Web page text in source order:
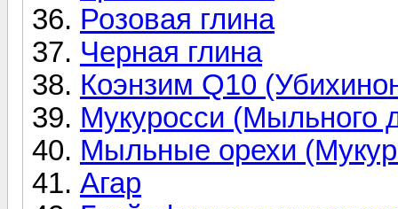
Розовая глина
Черная глина
Коэнзим Q10
Мукуросси (Мыльного
Мыльные орехи
Агар